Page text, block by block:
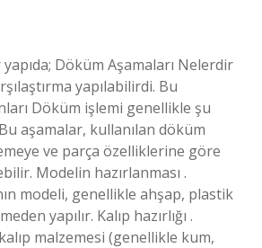
Döküm Aşamaları Nelerdir
yapılabilirdi. Bu
Döküm işlemi genellikle şu
aşamalar, kullanılan döküm
ve parça özelliklerine göre
Modelin hazırlanması .
modeli, genellikle ahşap, plastik
yapılır. Kalıp hazırlığı .
malzemesi (genellikle kum,